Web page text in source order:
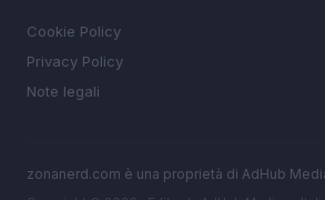
Cookie Policy
Privacy Policy
Note legali
zonanerd.com è una proprietà di AdHub